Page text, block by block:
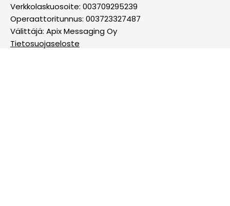
Verkkolaskuosoite: 003709295239
Operaattoritunnus: 003723327487
Välittäjä: Apix Messaging Oy
Tietosuojaseloste